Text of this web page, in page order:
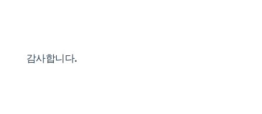
감사합니다.